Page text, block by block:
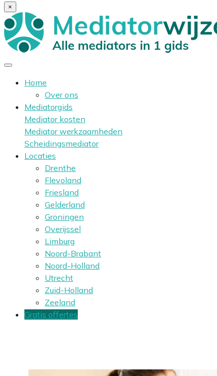
×
Home
Over ons
Mediatorgids
Mediator kosten
Mediator werkzaamheden
Scheidingsmediator
Locaties
Drenthe
Flevoland
Friesland
Gelderland
Groningen
Overijssel
Limburg
Noord-Brabant
Noord-Holland
Utrecht
Zuid-Holland
Zeeland
Gratis offertes